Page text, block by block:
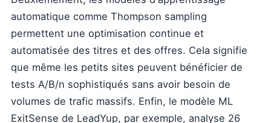
automatique comme Thompson sampling
permettent une optimisation continue et
automatisée des titres et des offres. Cela signifie
que même les petits sites peuvent bénéficier de
tests A/B/n sophistiqués sans avoir besoin de
volumes de trafic massifs. Enfin, le modèle ML
ExitSense de LeadYup, par exemple, analyse 26